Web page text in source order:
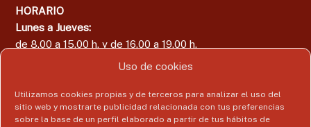
Uso de cookies
Utilizamos cookies propias y de terceros para analizar el uso del
sitio web y mostrarte publicidad relacionada con tus preferencias
sobre la base de un perfil elaborado a partir de tus hábitos de
HORARIO
Lunes a Jueves:
de 8.00 a 15.00 h. y de 16.00 a 19.00 h.